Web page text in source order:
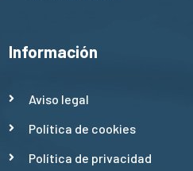
Información
Aviso legal
Política de cookies
Política de privacidad